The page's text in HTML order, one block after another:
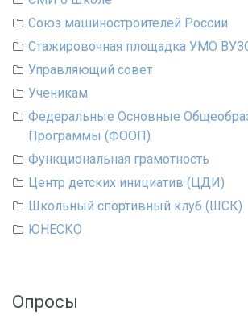
Союз машиностроителей России
Стажировочная площадка УМО
Управляющий совет
Ученикам
Федеральные Основные
Программы (ФООП)
Функциональная грамотность
Центр детских инициатив (ЦДИ)
Школьный спортивный клуб (ШСК)
ЮНЕСКО
Опросы